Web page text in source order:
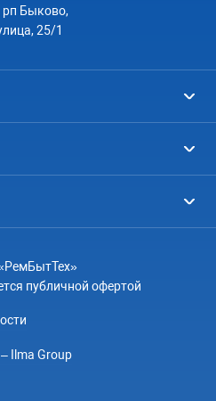
рп Быково,
25/1
публичной офертой
Ilma Group